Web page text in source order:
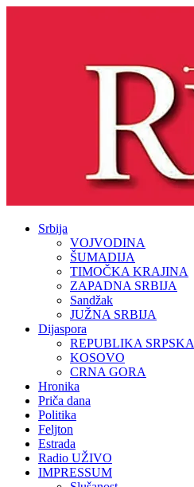
Srbija
VOJVODINA
ŠUMADIJA
TIMOČKA KRAJINA
ZAPADNA SRBIJA
Sandžak
JUŽNA SRBIJA
Dijaspora
REPUBLIKA SRPSKA
KOSOVO
CRNA GORA
Hronika
Priča dana
Politika
Feljton
Estrada
Radio UŽIVO
IMPRESSUM